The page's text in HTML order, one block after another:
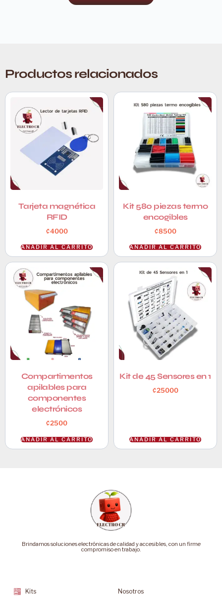
Productos relacionados
Tarjeta magnética
RFID
₡4000
AÑADIR AL CARRITO
Kit 580 piezas termo
encogibles
₡8500
AÑADIR AL CARRITO
Compartimentos
apilables para
componentes
electrónicos
₡2500
AÑADIR AL CARRITO
Kit de 45 Sensores en 1
₡25000
AÑADIR AL CARRITO
Brindamos soluciones electrónicas de calidad y accesibles, con un firme
compromiso en trabajo.
Kits Nosotros